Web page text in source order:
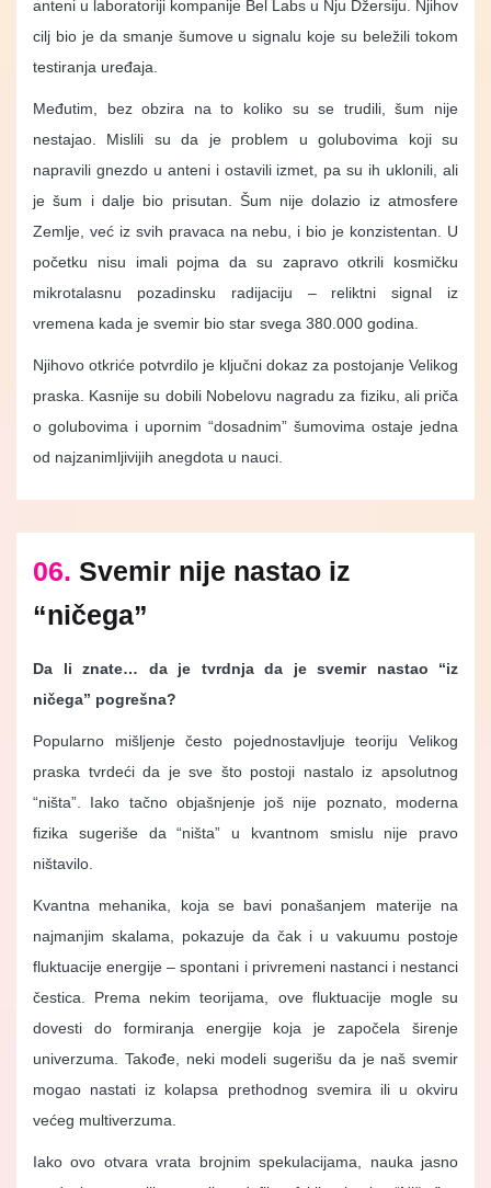
anteni u laboratoriji kompanije Bel Labs u Nju Džersiju. Njihov
cilj bio je da smanje šumove u signalu koje su beležili tokom
testiranja uređaja.
Međutim, bez obzira na to koliko su se trudili, šum nije
nestajao. Mislili su da je problem u golubovima koji su
napravili gnezdo u anteni i ostavili izmet, pa su ih uklonili, ali
je šum i dalje bio prisutan. Šum nije dolazio iz atmosfere
Zemlje, već iz svih pravaca na nebu, i bio je konzistentan. U
početku nisu imali pojma da su zapravo otkrili kosmičku
mikrotalasnu pozadinsku radijaciju – reliktni signal iz
vremena kada je svemir bio star svega 380.000 godina.
Njihovo otkriće potvrdilo je ključni dokaz za postojanje Velikog
praska. Kasnije su dobili Nobelovu nagradu za fiziku, ali priča
o golubovima i upornim “dosadnim” šumovima ostaje jedna
od najzanimljivijih anegdota u nauci.
06. Svemir nije nastao iz
“ničega”
Da li znate… da je tvrdnja da je svemir nastao “iz
ničega” pogrešna?
Popularno mišljenje često pojednostavljuje teoriju Velikog
praska tvrdeći da je sve što postoji nastalo iz apsolutnog
“ništa”. Iako tačno objašnjenje još nije poznato, moderna
fizika sugeriše da “ništa” u kvantnom smislu nije pravo
ništavilo.
Kvantna mehanika, koja se bavi ponašanjem materije na
najmanjim skalama, pokazuje da čak i u vakuumu postoje
fluktuacije energije – spontani i privremeni nastanci i nestanci
čestica. Prema nekim teorijama, ove fluktuacije mogle su
dovesti do formiranja energije koja je započela širenje
univerzuma. Takođe, neki modeli sugerišu da je naš svemir
mogao nastati iz kolapsa prethodnog svemira ili u okviru
većeg multiverzuma.
Iako ovo otvara vrata brojnim spekulacijama, nauka jasno